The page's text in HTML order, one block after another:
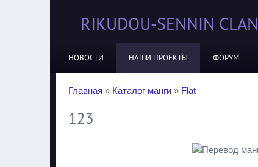
RIKUDOU-SENNIN CLAN
НОВОСТИ НАШИ ПРОЕКТЫ ФОРУМ
Главная » Каталог манги » Flat
123